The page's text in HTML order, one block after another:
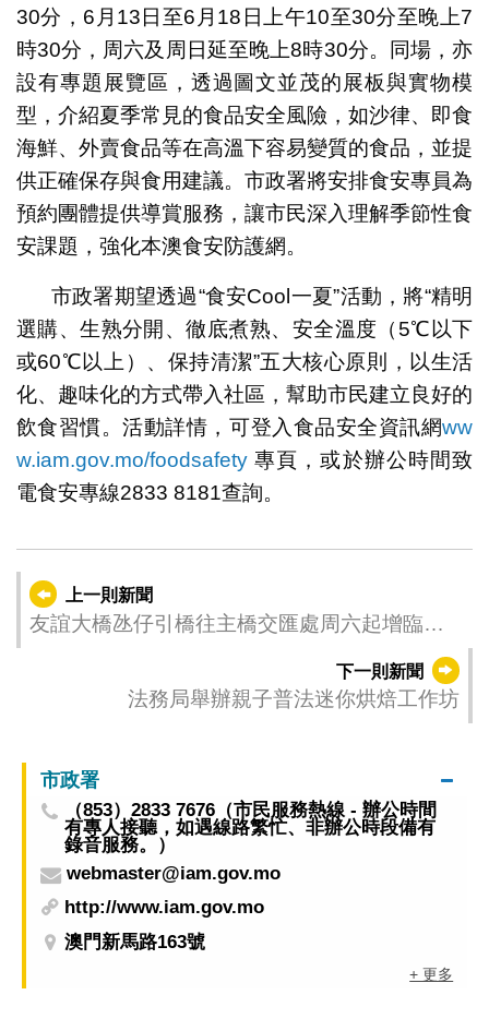
30分，6月13日至6月18日上午10至30分至晚上7
時30分，周六及周日延至晚上8時30分。同場，亦
設有專題展覽區，透過圖文並茂的展板與實物模
型，介紹夏季常見的食品安全風險，如沙律、即食
海鮮、外賣食品等在高溫下容易變質的食品，並提
供正確保存與食用建議。市政署將安排食安專員為
預約團體提供導賞服務，讓市民深入理解季節性食
安課題，強化本澳食安防護網。
市政署期望透過“食安Cool一夏”活動，將“精明
選購、生熟分開、徹底煮熟、安全溫度（5℃以下
或60℃以上）、保持清潔”五大核心原則，以生活
化、趣味化的方式帶入社區，幫助市民建立良好的
飲食習慣。活動詳情，可登入食品安全資訊網ww
w.iam.gov.mo/foodsafety專頁，或於辦公時間致
電食安專線2833 8181查詢。
上一則新聞
友誼大橋氹仔引橋往主橋交匯處周六起增臨時
下一則新聞
法務局舉辦親子普法迷你烘焙工作坊
市政署
（853）2833 7676（市民服務熱線 - 辦公時間
有專人接聽，如遇線路繁忙、非辦公時段備有
錄音服務。）
webmaster@iam.gov.mo
http://www.iam.gov.mo
澳門新馬路163號
+ 更多